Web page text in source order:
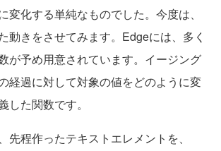
変化する単純なものでした。今度は、
動きをさせてみます。Edgeには、多く
が予め用意されています。イージング
経過に対して対象の値をどのように変
した関数です。
先程作ったテキストエレメントを、